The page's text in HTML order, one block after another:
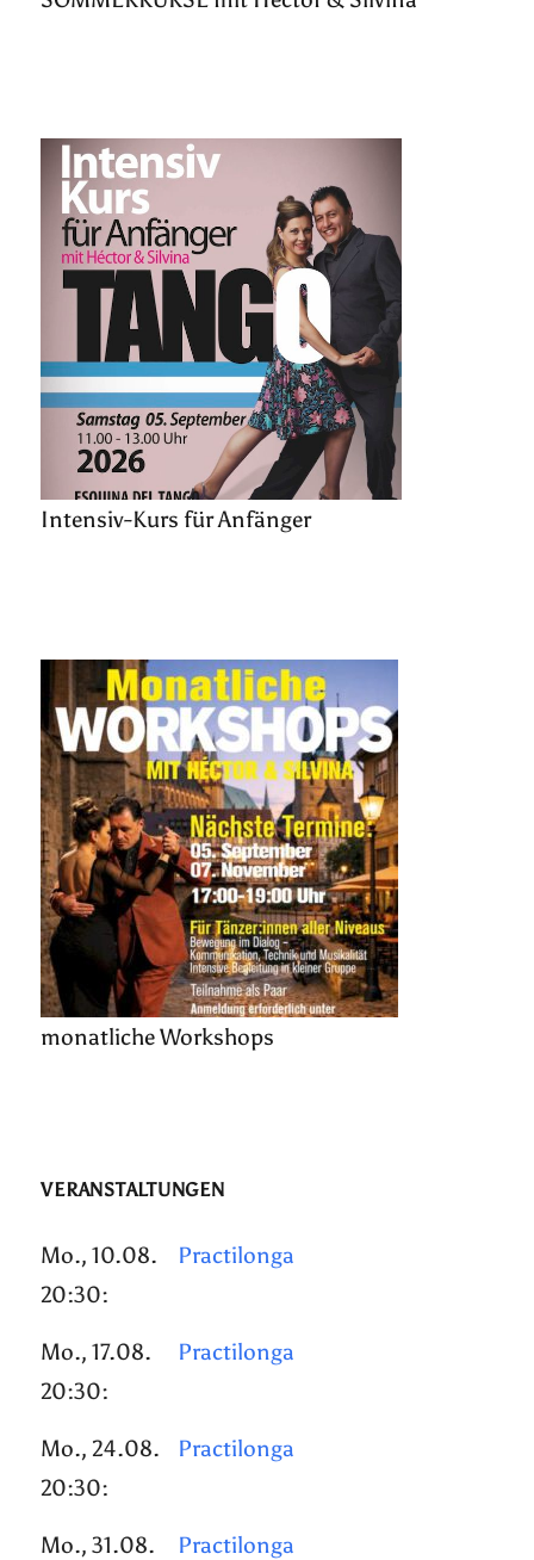
Intensiv-Kurs für Anfänger
monatliche Workshops
VERANSTALTUNGEN
Mo., 10.08.
20:30:
Practilonga
Mo., 17.08.
20:30:
Practilonga
Mo., 24.08.
20:30:
Practilonga
Mo., 31.08.
Practilonga